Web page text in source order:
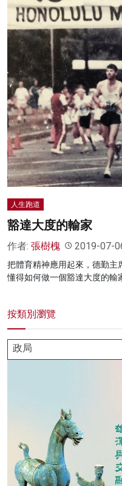
人生跑道
豁達大度的輸家
作者: 張樹槐 2019-07-
把體育精神應用起來，德勤主
懂得如何做一個豁達大度的輸
按類別瀏覽
政局